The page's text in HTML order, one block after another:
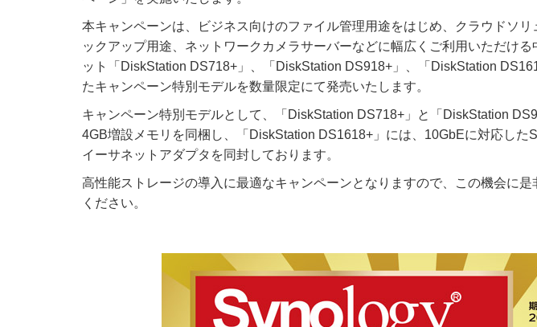
本キャンペーンは、ビジネス向けのファイル管理用途をはじめ、クラウドソ
ックアップ用途、ネットワークカメラサーバーなどに幅広くご利用いただけ
ット「DiskStation DS718+」、「DiskStation DS918+」、「DiskStation
たキャンペーン特別モデルを数量限定にて発売いたします。
キャンペーン特別モデルとして、「DiskStation DS718+」と「DiskStation
4GB増設メモリを同梱し、「DiskStation DS1618+」には、10GbEに対応し
イーサネットアダプタを同封しております。
高性能ストレージの導入に最適なキャンペーンとなりますので、この機会に
ください。